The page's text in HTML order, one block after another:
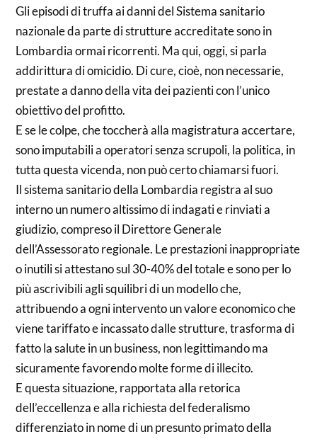
Gli episodi di truffa ai danni del Sistema sanitario
nazionale da parte di strutture accreditate sono in
Lombardia ormai ricorrenti. Ma qui, oggi, si parla
addirittura di omicidio. Di cure, cioè, non necessarie,
prestate a danno della vita dei pazienti con l’unico
obiettivo del profitto.
E se le colpe, che toccherà alla magistratura accertare,
sono imputabili a operatori senza scrupoli, la politica, in
tutta questa vicenda, non può certo chiamarsi fuori.
Il sistema sanitario della Lombardia registra al suo
interno un numero altissimo di indagati e rinviati a
giudizio, compreso il Direttore Generale
dell’Assessorato regionale. Le prestazioni inappropriate
o inutili si attestano sul 30-40% del totale e sono per lo
più ascrivibili agli squilibri di un modello che,
attribuendo a ogni intervento un valore economico che
viene tariffato e incassato dalle strutture, trasforma di
fatto la salute in un business, non legittimando ma
sicuramente favorendo molte forme di illecito.
E questa situazione, rapportata alla retorica
dell’eccellenza e alla richiesta del federalismo
differenziato in nome di un presunto primato della